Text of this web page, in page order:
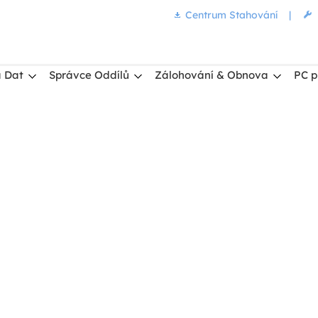
Centrum Stahování |
Dat Správce Oddílů Zálohování & Obnova PC